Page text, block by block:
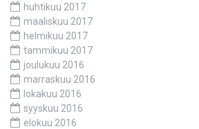
huhtikuu 2017
maaliskuu 2017
helmikuu 2017
tammikuu 2017
joulukuu 2016
marraskuu 2016
lokakuu 2016
syyskuu 2016
elokuu 2016